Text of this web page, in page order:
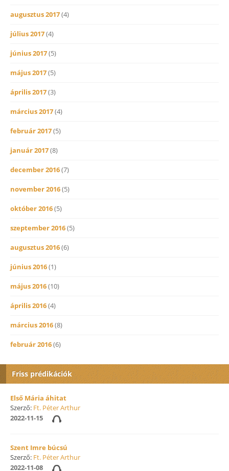
augusztus 2017(4)
július 2017(4)
június 2017(5)
május 2017(5)
április 2017(3)
március 2017(4)
február 2017(5)
január 2017(8)
december 2016(7)
november 2016(5)
október 2016(5)
szeptember 2016(5)
augusztus 2016(6)
június 2016(1)
május 2016(10)
április 2016(4)
március 2016(8)
február 2016(6)
Friss prédikációk
Első Mária áhitat
Szerző: Ft. Péter Arthur
2022-11-15
Szent Imre búcsú
Szerző: Ft. Péter Arthur
2022-11-08